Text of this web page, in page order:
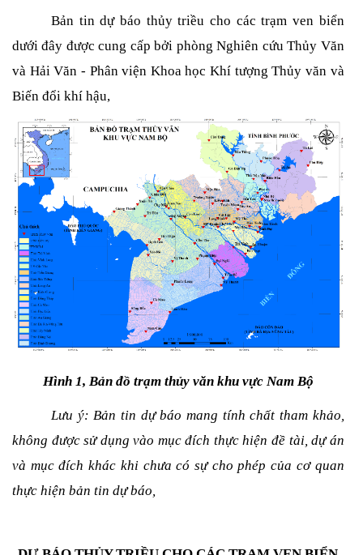
Bản tin dự báo thủy triều cho các trạm ven biển
dưới đây được cung cấp bởi phòng Nghiên cứu Thủy Văn
và Hải Văn - Phân viện Khoa học Khí tượng Thủy văn và
Biến đổi khí hậu,
Hình 1, Bản đồ trạm thủy văn khu vực Nam Bộ
Lưu ý: Bản tin dự báo mang tính chất tham khảo,
không được sử dụng vào mục đích thực hiện đề tài, dự án
và mục đích khác khi chưa có sự cho phép của cơ quan
thực hiện bản tin dự báo,